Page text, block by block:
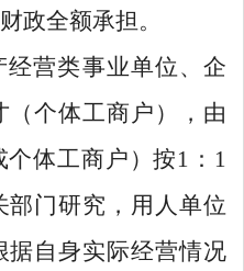
政全额承担。
经营类事业单位、企
（个体工商户 ）
，由
体工商户）按1 ： 1
门研究， 用人单位
据自身实际经营情况